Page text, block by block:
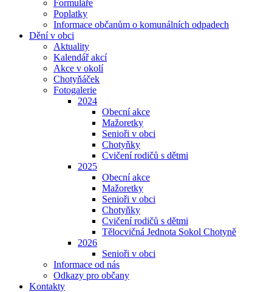
Formuláře
Poplatky
Informace občanům o komunálních odpadech
Dění v obci
Aktuality
Kalendář akcí
Akce v okolí
Chotyňáček
Fotogalerie
2024
Obecní akce
Mažoretky
Senioři v obci
Chotyňky
Cvičení rodičů s dětmi
2025
Obecní akce
Mažoretky
Senioři v obci
Chotyňky
Cvičení rodičů s dětmi
Tělocvičná Jednota Sokol Chotyně
2026
Senioři v obci
Informace od nás
Odkazy pro občany
Kontakty